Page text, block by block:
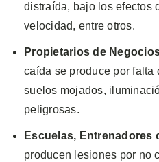
distraída, bajo los efectos
velocidad, entre otros.
Propietarios de
caída se produce por falta
suelos mojados,
peligrosas.
Escuelas, Entrenadores
producen lesiones por no